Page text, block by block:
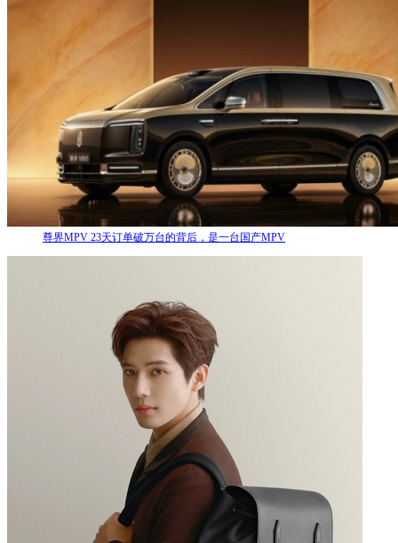
尊界MPV 23天订单破万台的背后，是一台国产MPV